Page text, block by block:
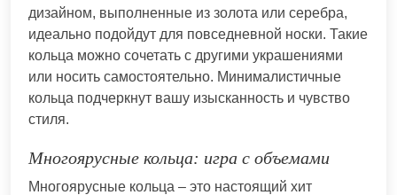
дизайном, выполненные из золота или серебра,
идеально подойдут для повседневной носки. Такие
кольца можно сочетать с другими украшениями
или носить самостоятельно. Минималистичные
кольца подчеркнут вашу изысканность и чувство
стиля.
Многоярусные кольца: игра с объемами
Многоярусные кольца – это настоящий хит